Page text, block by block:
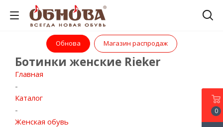
Обнова Магазин распродаж
Ботинки женские Rieker
Главная
-
Каталог
-
Женская обувь
0